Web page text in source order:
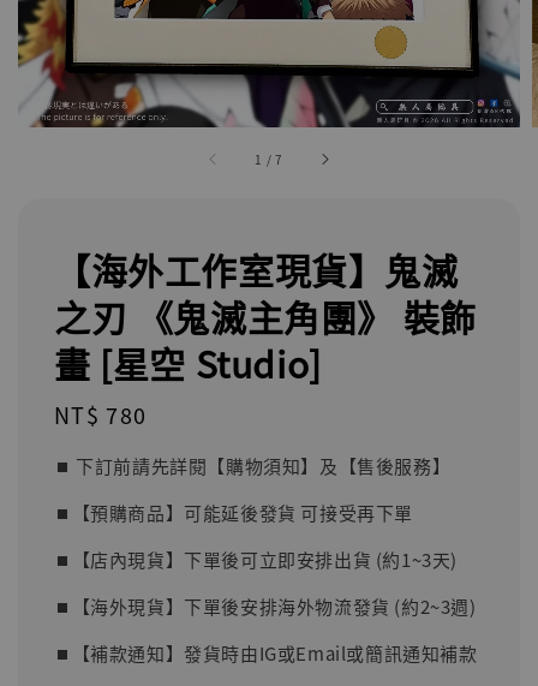
1 /7
【海外工作室現貨】鬼滅
之刃 《鬼滅主角團》 裝飾
畫 [星空 Studio]
Regular
NT$ 780
⏹︎ 下訂前請先詳閱【購物須知】及【售後服務】
⏹︎【預購商品】可能延後發貨 可接受再下單
⏹︎【店內現貨】下單後可立即安排出貨 (約1~3天)
⏹︎【海外現貨】下單後安排海外物流發貨 (約2~3週)
⏹︎【補款通知】發貨時由IG或Email或簡訊通知補款